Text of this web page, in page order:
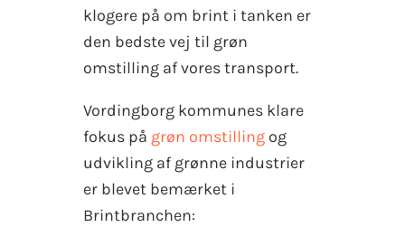
klogere på om brint i tanken er
den bedste vej til grøn
omstilling af vores transport.
Vordingborg kommunes klare
fokus på grøn omstilling og
udvikling af grønne industrier
er blevet bemærket i
Brintbranchen: